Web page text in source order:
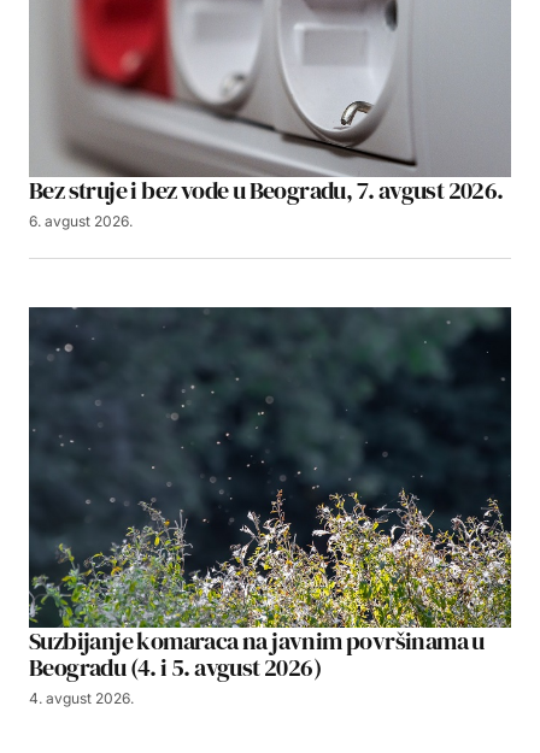
Bez struje i bez vode u Beogradu, 7. avgust 2026.
6. avgust 2026.
Suzbijanje komaraca na javnim površinama u
Beogradu (4. i 5. avgust 2026)
4. avgust 2026.